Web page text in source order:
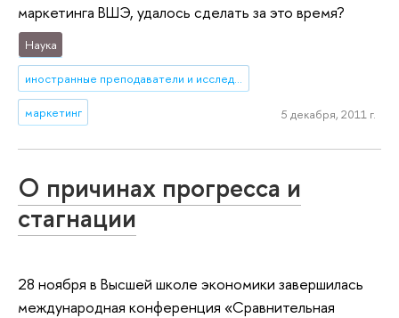
маркетинга ВШЭ, удалось сделать за это время?
Наука
иностранные преподаватели и исследователи
маркетинг 5 декабря, 2011 г.
О причинах прогресса и
стагнации
28 ноября в Высшей школе экономики завершилась
международная конференция «Сравнительная